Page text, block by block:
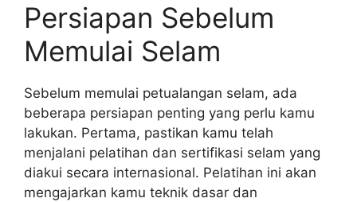
Persiapan Sebelum
Memulai Selam
Sebelum memulai petualangan selam, ada
beberapa persiapan penting yang perlu kamu
lakukan. Pertama, pastikan kamu telah
menjalani pelatihan dan sertifikasi selam yang
diakui secara internasional. Pelatihan ini akan
mengajarkan kamu teknik dasar dan